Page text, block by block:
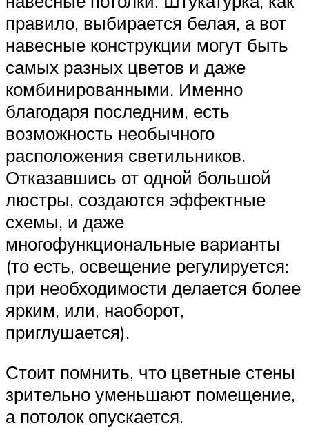
правило, выбирается белая, а вот
навесные конструкции могут быть
самых разных цветов и даже
комбинированными. Именно
благодаря последним, есть
возможность необычного
расположения светильников.
Отказавшись от одной большой
люстры, создаются эффектные
схемы, и даже
многофункциональные варианты
(то есть, освещение регулируется:
при необходимости делается более
ярким, или, наоборот,
приглушается).
Стоит помнить, что цветные стены
зрительно уменьшают помещение,
а потолок опускается.